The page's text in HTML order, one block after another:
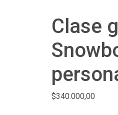
Clase
$340.000,00